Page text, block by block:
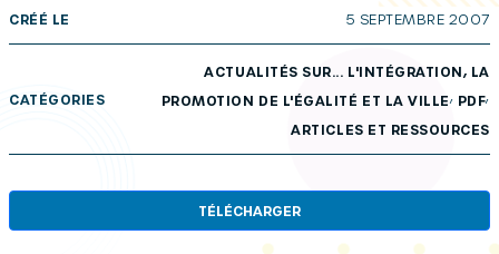
CRÉÉ LE 5 SEPTEMBRE 2007
CATÉGORIES
ACTUALITÉS SUR... L'INTÉGRATION, LA
PROMOTION DE L'ÉGALITÉ ET LA VILLE, PDF,
ARTICLES ET RESSOURCES
TÉLÉCHARGER